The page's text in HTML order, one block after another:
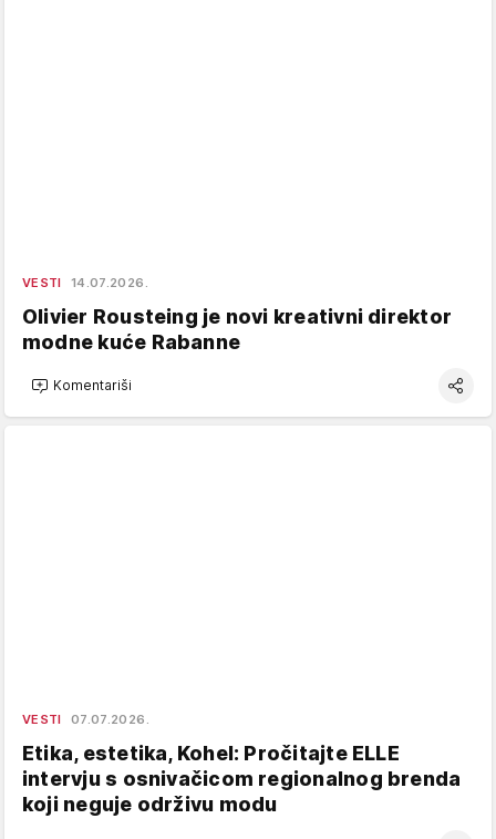
VESTI 14.07.2026.
Olivier Rousteing je novi kreativni direktor
modne kuće Rabanne
Komentariši
VESTI 07.07.2026.
Etika, estetika, Kohel: Pročitajte ELLE
intervju s osnivačicom regionalnog brenda
koji neguje održivu modu